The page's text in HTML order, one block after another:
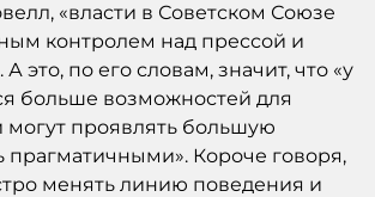
«власти в Советском Союзе
контролем над прессой и
это, по его словам, значит, что «у
больше возможностей для
могут проявлять большую
прагматичными». Короче говоря,
менять линию поведения и